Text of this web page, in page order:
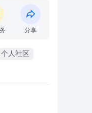
分享
个人社区